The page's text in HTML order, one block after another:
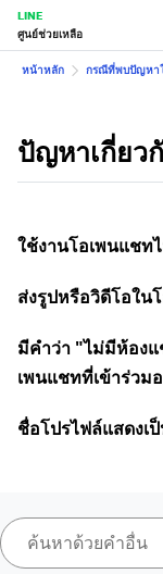
LINE
ศูนย์ช่วยเหลือ
หน้าหลัก กรณีที่พบปัญหา
ปัญหาเกี่ยว
ใช้งานโอเพนแชท
ส่งรูปหรือวิดีโอใน
มีคำว่า "ไม่มีห้อง
เพนแชทที่เข้าร่วม
ชื่อโปรไฟล์แสดงเ